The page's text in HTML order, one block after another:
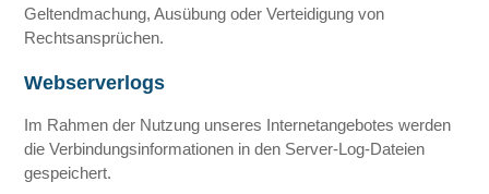
Geltendmachung, Ausübung oder Verteidigung von
Rechtsansprüchen.
Webserverlogs
Im Rahmen der Nutzung unseres Internetangebotes werden
die Verbindungsinformationen in den Server-Log-Dateien
gespeichert.